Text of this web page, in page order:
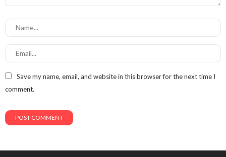
Save my name, email, and website in this browser for the next time I
comment.